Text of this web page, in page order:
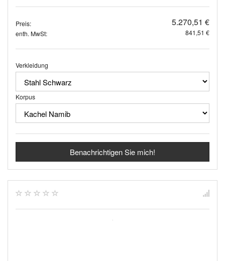
Preis: 5.270,51 €
enth. MwSt: 841,51 €
Verkleidung
Korpus
Benachrichtigen Sie mich!